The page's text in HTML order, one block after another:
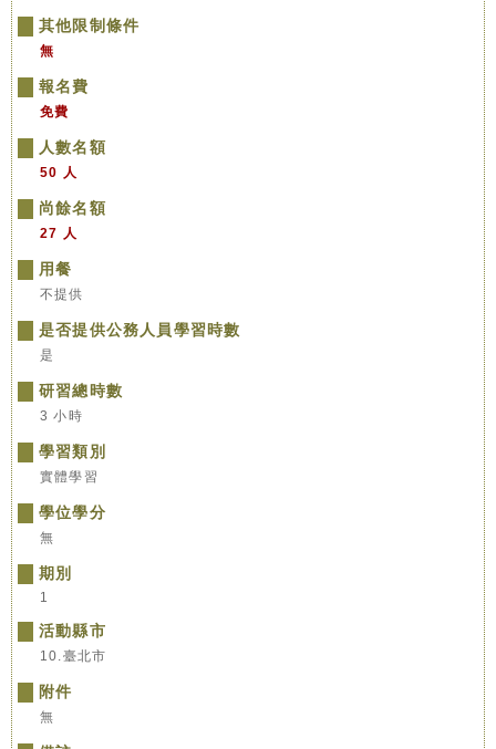
其他限制條件
無
報名費
免費
人數名額
50 人
尚餘名額
27 人
用餐
不提供
是否提供公務人員學習時數
是
研習總時數
3 小時
學習類別
實體學習
學位學分
無
期別
1
活動縣市
10.臺北市
附件
無